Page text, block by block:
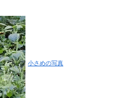
小さめの写真